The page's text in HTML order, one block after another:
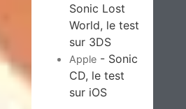
Sonic Lost
World, le test
sur 3DS
Apple - Sonic
CD, le test
sur iOS